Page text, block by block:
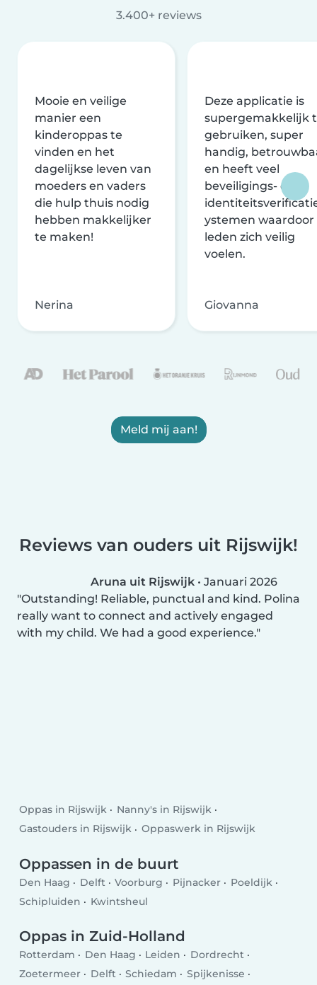
3.400+ reviews
Mooie en veilige
manier een
kinderoppas te
vinden en het
dagelijkse leven van
moeders en vaders
die hulp thuis nodig
hebben makkelijker
te maken!
Nerina
Deze applicatie is
supergemakkelijk
gebruiken, super
handig,
en heeft veel
beveiligings- en
ystemen waardoor
leden zich veilig
voelen.
Giovanna
Meld mij aan!
Reviews van ouders uit Rijswijk!
Aruna uit Rijswijk • Januari 2026
Outstanding! Reliable, punctual and kind. Polina
really want to connect and actively engaged
with my child. We had a good experience.
Oppas in Rijswijk
Nanny's in Rijswijk
Gastouders in Rijswijk
Oppaswerk in Rijswijk
Oppassen in de buurt
Den Haag Delft Voorburg Pijnacker
Poeldijk
Schipluiden
Kwintsheul
Oppas in Zuid-Holland
Rotterdam Den Haag Leiden
Dordrecht
Zoetermeer
Delft Schiedam
Spijkenisse